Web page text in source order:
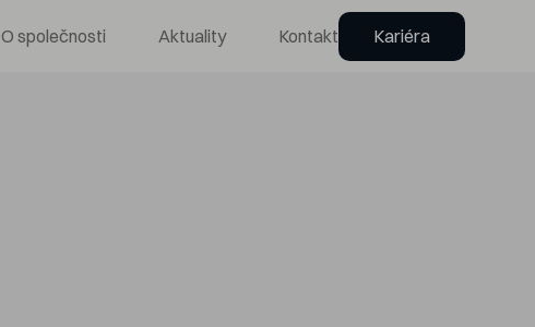
O společnosti Aktuality Kontakt Kariéra